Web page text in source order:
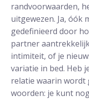
randvoorwaarden,
uitgewezen. Ja, óók
gedefinieerd door
partner
intimiteit, of je
variatie in bed. Heb
relatie waarin wordt
woorden: je kunt